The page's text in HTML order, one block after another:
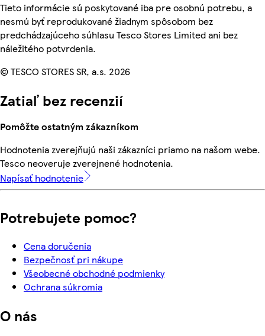
Tieto informácie sú poskytované iba pre osobnú potrebu, a
nesmú byť reprodukované žiadnym spôsobom bez
predchádzajúceho súhlasu Tesco Stores Limited ani bez
náležitého potvrdenia.
© TESCO STORES SR, a.s. 2026
Zatiaľ bez recenzií
Pomôžte ostatným zákazníkom
Hodnotenia zverejňujú naši zákazníci priamo na našom webe.
Tesco neoveruje zverejnené hodnotenia.
Napísať hodnotenie
Potrebujete pomoc?
Cena doručenia
Bezpečnosť pri nákupe
Všeobecné obchodné podmienky
Ochrana súkromia
O nás